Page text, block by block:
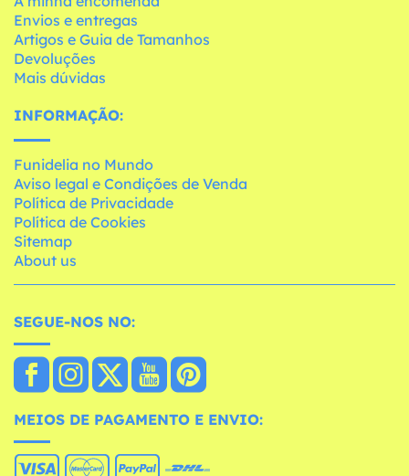
Envios e entregas
Artigos e Guia de Tamanhos
Devoluções
Mais dúvidas
INFORMAÇÃO:
Funidelia no Mundo
Aviso legal e Condições de Venda
Política de Privacidade
Política de Cookies
Sitemap
About us
SEGUE-NOS NO:
MEIOS DE PAGAMENTO E ENVIO: